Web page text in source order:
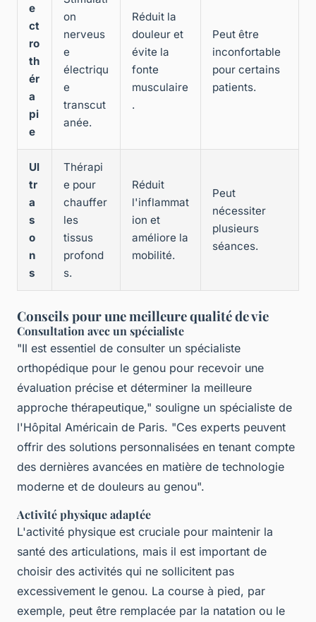
e
ct
ro
th
ér
a
pi
e
on
nerveus
e
électriqu
e
transcut
anée.
Réduit la
douleur et
évite la
fonte
musculaire
.
Peut être
inconfortable
pour certains
patients.
Ul
tr
a
s
o
n
s
Thérapi
e pour
chauffer
les
tissus
profond
s.
Réduit
l'inflammat
ion et
améliore la
mobilité.
Peut
nécessiter
plusieurs
séances.
Conseils pour une meilleure qualité de vie
Consultation avec un spécialiste
"Il est essentiel de consulter un spécialiste
orthopédique pour le genou pour recevoir une
évaluation précise et déterminer la meilleure
approche thérapeutique," souligne un spécialiste de
l'Hôpital Américain de Paris. "Ces experts peuvent
offrir des solutions personnalisées en tenant compte
des dernières avancées en matière de technologie
moderne et de douleurs au genou".
Activité physique adaptée
L'activité physique est cruciale pour maintenir la
santé des articulations, mais il est important de
choisir des activités qui ne sollicitent pas
excessivement le genou. La course à pied, par
exemple, peut être remplacée par la natation ou le